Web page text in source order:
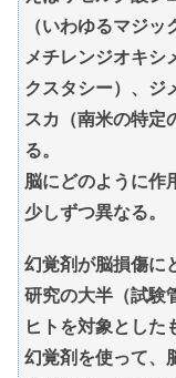
（いわゆるマジッ
メチレンジオキシ
クスタシー）、ジ
スカ（南米の特定
る。
脳にどのように作
少しずつ異なる。
幻覚剤が脳損傷に
研究の大半（試験
ヒトを対象とした
幻覚剤を使って、